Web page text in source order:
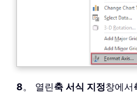
8。 열린축 서식 지정창에서